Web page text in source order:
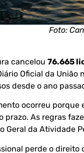
Foto:
cancelou 76.665
Oficial da
desde o ano
ocorreu
As regras
Geral da Atividade
perde o